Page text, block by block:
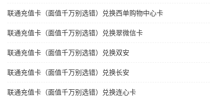
联通充值卡（面值千万别选错）兑换西单购物中心卡
联通充值卡（面值千万别选错）兑换翠微信卡
联通充值卡（面值千万别选错）兑换双安
联通充值卡（面值千万别选错）兑换长安
联通充值卡（面值千万别选错）兑换连心卡